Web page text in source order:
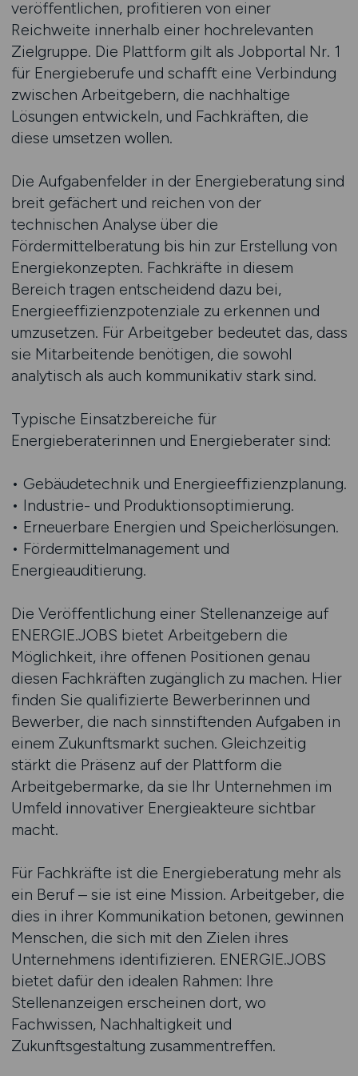
veröffentlichen, profitieren von einer
Reichweite innerhalb einer hochrelevanten
Zielgruppe. Die Plattform gilt als Jobportal Nr. 1
für Energieberufe und schafft eine Verbindung
zwischen Arbeitgebern, die nachhaltige
Lösungen entwickeln, und Fachkräften, die
diese umsetzen wollen.
Die Aufgabenfelder in der Energieberatung sind
breit gefächert und reichen von der
technischen Analyse über die
Fördermittelberatung bis hin zur Erstellung von
Energiekonzepten. Fachkräfte in diesem
Bereich tragen entscheidend dazu bei,
Energieeffizienzpotenziale zu erkennen und
umzusetzen. Für Arbeitgeber bedeutet das, dass
sie Mitarbeitende benötigen, die sowohl
analytisch als auch kommunikativ stark sind.
Typische Einsatzbereiche für
Energieberaterinnen und Energieberater sind:
• Gebäudetechnik und Energieeffizienzplanung.
• Industrie- und Produktionsoptimierung.
• Erneuerbare Energien und Speicherlösungen.
• Fördermittelmanagement und
Energieauditierung.
Die Veröffentlichung einer Stellenanzeige auf
ENERGIE.JOBS bietet Arbeitgebern die
Möglichkeit, ihre offenen Positionen genau
diesen Fachkräften zugänglich zu machen. Hier
finden Sie qualifizierte Bewerberinnen und
Bewerber, die nach sinnstiftenden Aufgaben in
einem Zukunftsmarkt suchen. Gleichzeitig
stärkt die Präsenz auf der Plattform die
Arbeitgebermarke, da sie Ihr Unternehmen im
Umfeld innovativer Energieakteure sichtbar
macht.
Für Fachkräfte ist die Energieberatung mehr als
ein Beruf – sie ist eine Mission. Arbeitgeber, die
dies in ihrer Kommunikation betonen, gewinnen
Menschen, die sich mit den Zielen ihres
Unternehmens identifizieren. ENERGIE.JOBS
bietet dafür den idealen Rahmen: Ihre
Stellenanzeigen erscheinen dort, wo
Fachwissen, Nachhaltigkeit und
Zukunftsgestaltung zusammentreffen.